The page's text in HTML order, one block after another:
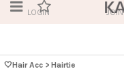
LOGIN JOIN
🤍Hair Acc > Hairtie